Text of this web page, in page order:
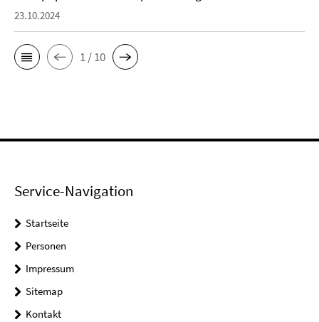
23.10.2024
1 / 10
Service-Navigation
Startseite
Personen
Impressum
Sitemap
Kontakt